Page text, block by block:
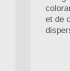
et de